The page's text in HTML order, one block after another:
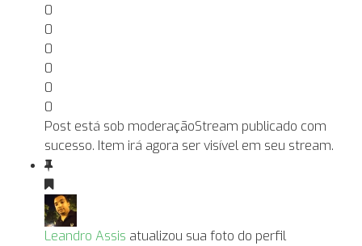
0
0
0
0
0
0
Post está sob moderaçãoStream publicado com
sucesso. Item irá agora ser visível em seu stream.
Leandro Assis atualizou sua foto do perfil